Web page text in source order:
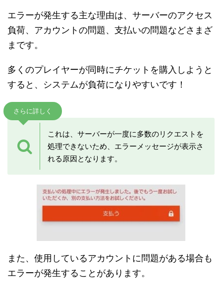
エラーが発生する主な理由は、サーバーのアクセス
負荷、アカウントの問題、支払いの問題などさまざ
まです。
多くのプレイヤーが同時にチケットを購入しようと
すると、システムが負荷になりやすいです！
さらに詳しく
これは、サーバーが一度に多数のリクエストを
処理できないため、エラーメッセージが表示さ
れる原因となります。
また、使用しているアカウントに問題がある場合も
エラーが発生することがあります。